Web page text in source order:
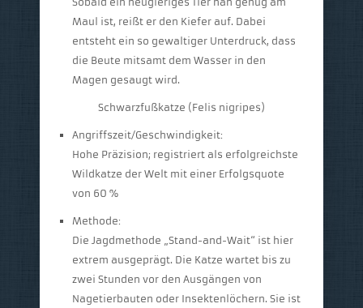
Maul ist, reißt er den Kiefer auf. Dabei
entsteht ein so gewaltiger Unterdruck, dass
die Beute mitsamt dem Wasser in den
Magen gesaugt wird.
Schwarzfußkatze (Felis nigripes)
Angriffszeit/Geschwindigkeit:
Hohe Präzision; registriert als erfolgreichste
Wildkatze der Welt mit einer Erfolgsquote
von 60 %
Methode:
Die Jagdmethode „Stand-and-Wait“ ist hier
extrem ausgeprägt. Die Katze wartet bis zu
zwei Stunden vor den Ausgängen von
Nagetierbauten oder Insektenlöchern. Sie ist